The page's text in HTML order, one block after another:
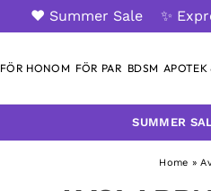
❤️ Summer Sale ✨
FÖR HONOM FÖR PAR BDSM APOTEK
SUMMER
Home »